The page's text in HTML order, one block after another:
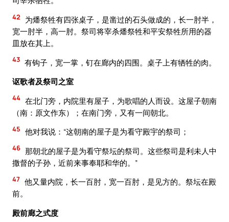
42
为燔祭牲有四张桌子，是凿过的石头做成的，长一肘半，
宽一肘半，高一肘。祭司将宰杀燔祭牲和平安祭牲所用的器
皿放在其上。
43 有钩子，宽一掌，钉在廊内的四围。桌子上有牺牲的肉。
讴歌者及祭司之室
44 在北门旁，内院里有屋子，为歌唱的人而设。这屋子朝南
（南：原文作东）；在南门旁，又有一间朝北。
45 他对我说：“这朝南的屋子是为看守殿宇的祭司；
46 那朝北的屋子是为看守祭坛的祭司。这些祭司是利未人中
撒督的子孙，近前来事奉耶和华的。”
47 他又量内院，长一百肘，宽一百肘，是见方的。祭坛在殿
前。
殿前廊之式度